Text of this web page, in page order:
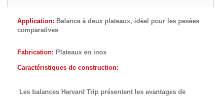
Application: Balance à deux plateaux, idéal pour les pesées
comparatives
Fabrication: Plateaux en inox
Caractéristiques de construction:
Les balances Harvard Trip présentent les avantages de